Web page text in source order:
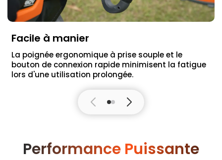
Facile à manier
La poignée ergonomique à prise souple et le
bouton de connexion rapide minimisent la fatigue
lors d'une utilisation prolongée.
Performance Puissante